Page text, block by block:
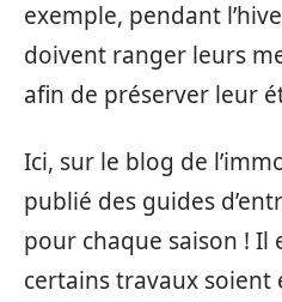
exemple, pendant
doivent ranger leurs
afin de préserver leur
Ici, sur le blog de
publié des guides
pour chaque saison ! Il
certains travaux soient